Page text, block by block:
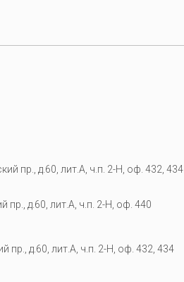
пр., д.60, лит.А, ч.п. 2-Н, оф. 432, 434
пр., д.60, лит.А, ч.п. 2-Н, оф. 440
пр., д.60, лит.А, ч.п. 2-Н, оф. 432, 434